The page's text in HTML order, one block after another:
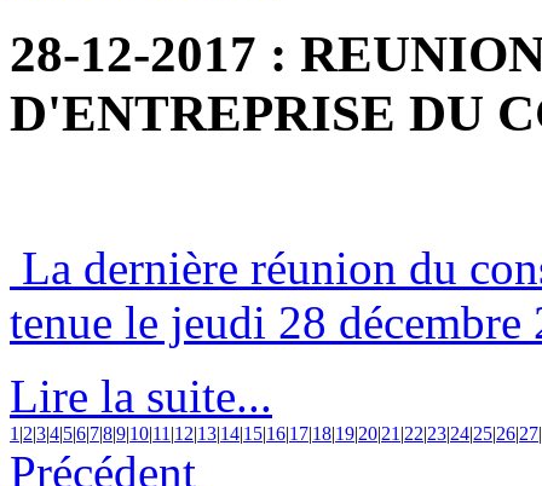
28-12-2017 :
D'ENTREPRISE DU
La dernière réunion du
tenue le jeudi 28 décembre
Lire la suite...
1 |2|3|4|5|6|7|8|9|10|11 |12|13|14|15|16|17|18|19|20|21 |22|23|24|25|26|27|
Précédent